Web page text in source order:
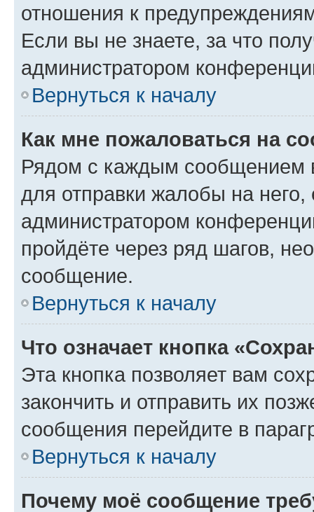
отношения к
Если вы не знаете, за что
администратором
Вернуться к началу
Как мне пожаловаться на
Рядом с каждым сообщением
для отправки жалобы на
администратором
пройдёте через ряд шагов,
сообщение.
Вернуться к началу
Что означает кнопка
Эта кнопка позволяет вам
закончить и отправить их
сообщения перейдите в
Вернуться к началу
Почему моё сообщение